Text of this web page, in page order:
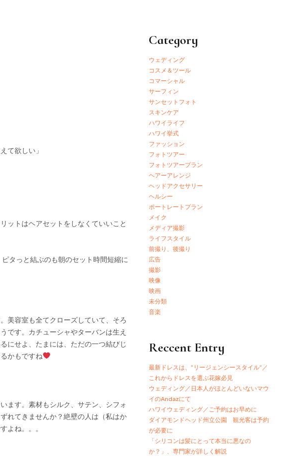
て欲しい」
ットはヘアセットをしなくていいこと
タっと結ぶのも朝のセット時間短縮に
美容室も全てクローズしていて、そろ
です。カチューシャやターバンは生え
にせよ、たまには、ただの一つ結びじ
かもですね
ます。素材もシルク、サテン、シフォ
れてきませんか？絶壁の人は（私はか
よね。。。
Category
ウェディング
コスメ＆ツール
コマーシャル
サーフィン
サンセットフォト
スキンケア
ハワイライフ
ハワイ挙式
ファッション
フォトツアー
フォトツアープラン
ヘアーアレンジ
ヘッドアクセサリー
ヘルシー
ポートレートプラン
メイク
メディア撮影
ライフスタイル
前撮り、後撮り
広告
撮影
映像
映画
未分類
音楽
Reccent Entry
最新ドレスは、”リージェンシースタイル”／
これからドレスを選ぶ花嫁必見
ウェディング／日本人がほとんどいないマウ
イのAndazにて
ハワイウェディング／ご予約はお早めに
ダイアモンドヘッド州立公園 観光客は予約
が必要に
「シリコンは髪にとって本当に悪なの
か？」、専門家が詳しく解説